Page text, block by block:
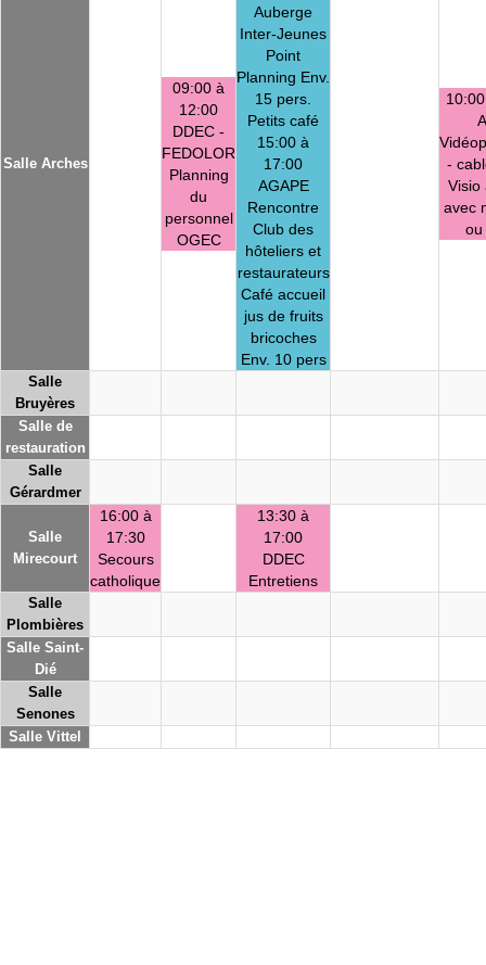
Salle Arches
09:00 à
12:00
DDEC -
FEDOLOR
Planning
du
personnel
OGEC
Auberge
Inter-Jeunes
Point
Planning Env.
15 pers.
Petits café
15:00 à
17:00
AGAPE
Rencontre
Club des
hôteliers et
restaurateurs
Café accueil
jus de fruits
bricoches
Env. 10 pers
-
Visio
avec
ou
Salle
Bruyères
Salle de
restauration
Salle
Gérardmer
Salle
Mirecourt
16:00 à
17:30
Secours
catholique
13:30 à
17:00
DDEC
Entretiens
Salle
Plombières
Salle Saint-
Dié
Salle
Senones
Salle Vittel